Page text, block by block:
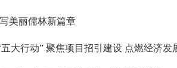
美丽儒林新篇章
大行动” 聚焦项目招引建设 点燃经济发